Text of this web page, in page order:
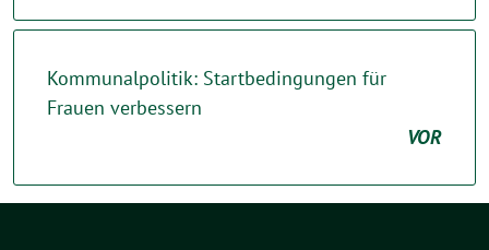
Kommunalpolitik: Startbedingungen für
Frauen verbessern
VOR